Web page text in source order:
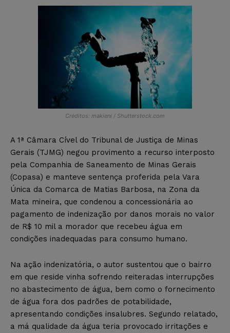
Créditos: makieni / Shutterstock.com
A 1ª Câmara Cível do Tribunal de Justiça de Minas
Gerais (TJMG) negou provimento a recurso interposto
pela Companhia de Saneamento de Minas Gerais
(Copasa) e manteve sentença proferida pela Vara
Única da Comarca de Matias Barbosa, na Zona da
Mata mineira, que condenou a concessionária ao
pagamento de indenização por danos morais no valor
de R$ 10 mil a morador que recebeu água em
condições inadequadas para consumo humano.
Na ação indenizatória, o autor sustentou que o bairro
em que reside vinha sofrendo reiteradas interrupções
no abastecimento de água, bem como o fornecimento
de água fora dos padrões de potabilidade,
apresentando condições insalubres. Segundo relatado,
a má qualidade da água teria provocado irritações e